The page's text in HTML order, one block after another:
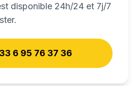
disponible 24h/24 et 7j/7
6 95 76 37 36